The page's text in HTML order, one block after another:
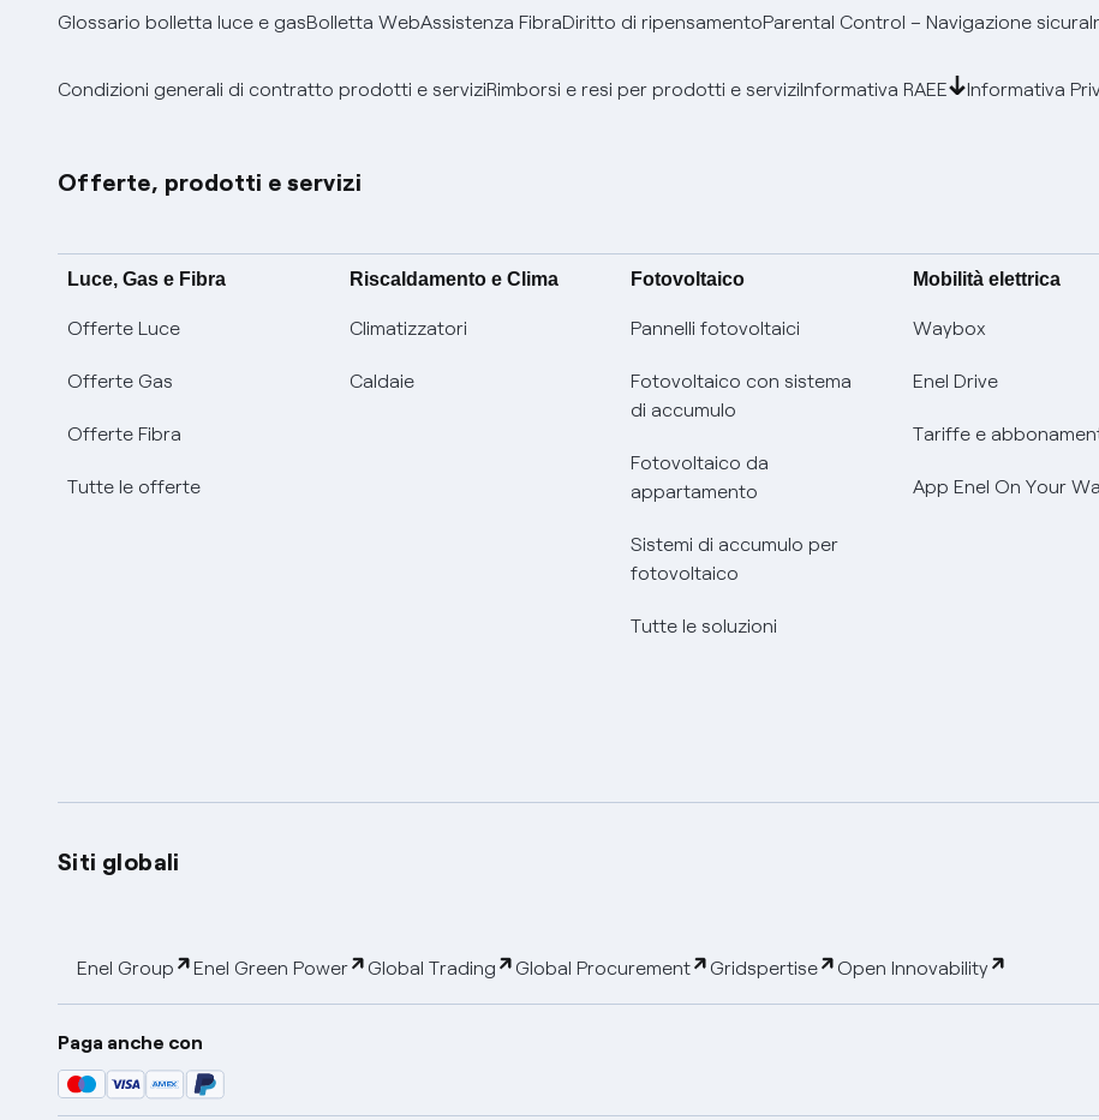
Glossario bolletta luce e gasBolletta WebAssistenza FibraDiritto di ripensamentoParental Control – Navigazione sicura
Condizioni generali di contratto prodotti e serviziRimborsi e resi per prodotti e serviziInformativa RAEE Informativa
Offerte, prodotti e servizi
Luce, Gas e Fibra
Offerte Luce
Offerte Gas
Offerte Fibra
Tutte le offerte
Riscaldamento e Clima
Climatizzatori
Caldaie
Fotovoltaico
Pannelli fotovoltaici
Fotovoltaico con sistema
di accumulo
Fotovoltaico da
appartamento
Sistemi di accumulo per
fotovoltaico
Tutte le soluzioni
Mobilità elettrica
Waybox
Enel Drive
Tariffe e
App Enel On Your
Siti globali
Enel Group Enel Green Power Global Trading Global Procurement Gridspertise Open Innovability
Paga anche con